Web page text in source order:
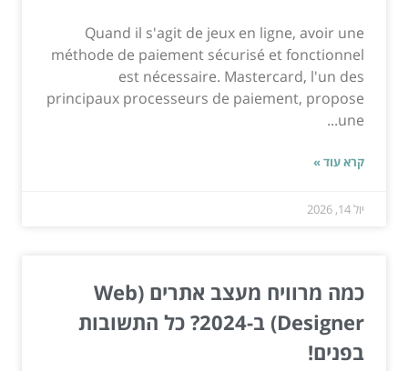
Quand il s'agit de jeux en ligne, avoir une
méthode de paiement sécurisé et fonctionnel
est nécessaire. Mastercard, l'un des
principaux processeurs de paiement, propose
une...
קרא עוד »
יול 14, 2026
כמה מרוויח מעצב אתרים (Web
Designer) ב-2024? כל התשובות
בפנים!